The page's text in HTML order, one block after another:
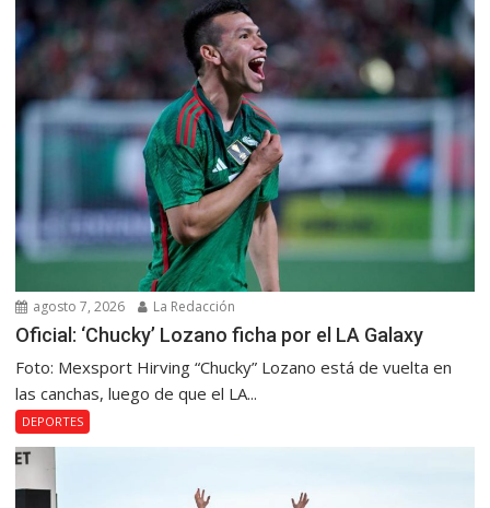
agosto 7, 2026 La Redacción
Oficial: ‘Chucky’ Lozano ficha por el LA Galaxy
Foto: Mexsport Hirving “Chucky” Lozano está de vuelta en
las canchas, luego de que el LA...
DEPORTES